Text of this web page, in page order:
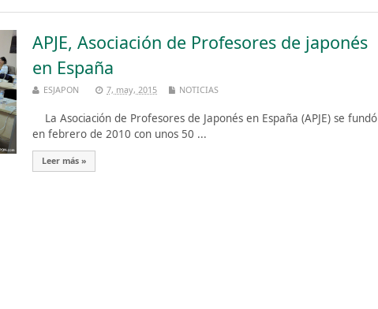
APJE, Asociación de Profesores de japonés
en España
ESJAPON 7, may, 2015 NOTICIAS
La Asociación de Profesores de Japonés en España (APJE) se fundó
en febrero de 2010 con unos 50 ...
Leer más »